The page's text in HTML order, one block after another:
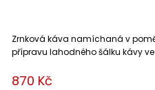
870 Kč
Zrnková káva namíchaná v
přípravu lahodného šálku kávy